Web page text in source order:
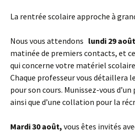
La rentrée scolaire approche à
Nous vous attendons lundi 29
matinée de premiers contacts, et ce
qui concerne votre matériel
Chaque professeur vous détaillera
pour son cours. Munissez-vous
ainsi que d’une collation pour la
Mardi 30 août, vous êtes invités